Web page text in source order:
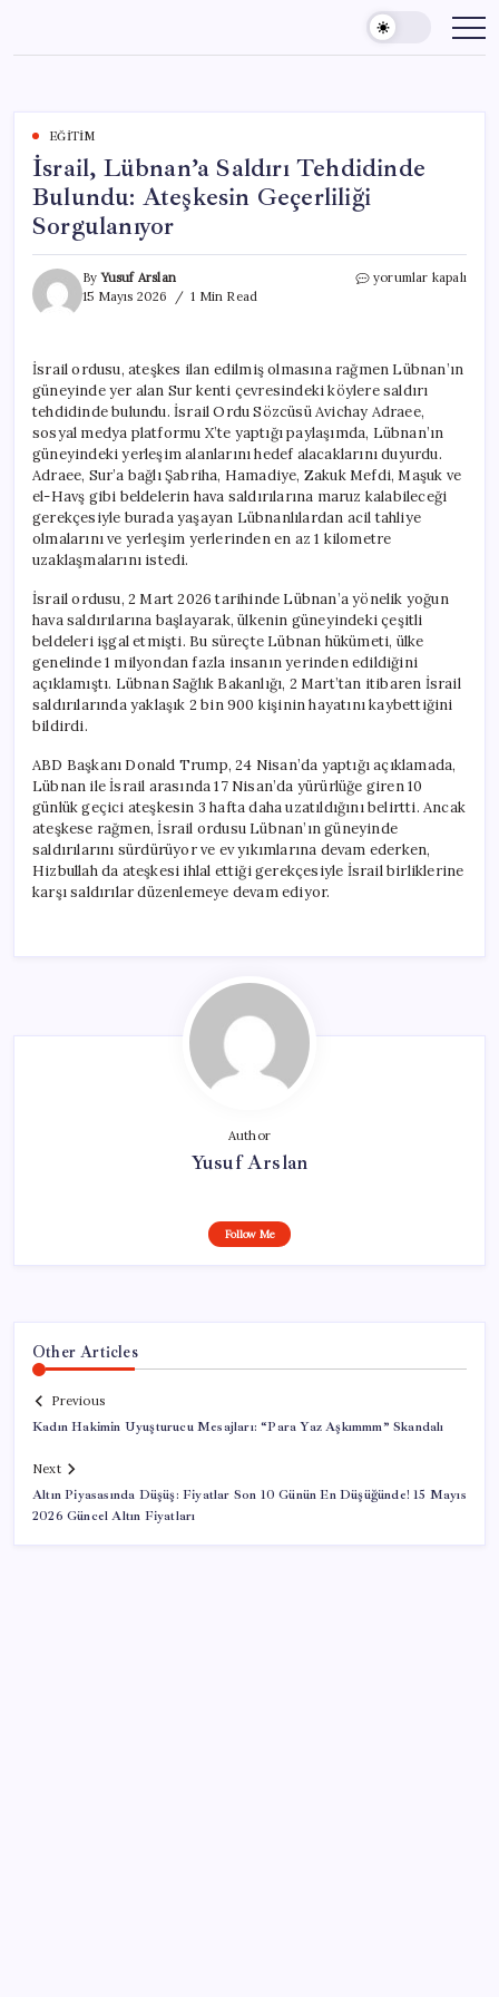
content
EĞITIM
İsrail, Lübnan’a Saldırı Tehdidinde
Bulundu: Ateşkesin Geçerliliği
Sorgulanıyor
ByYusuf Arslan
15 Mayıs 2026
1 Min Read
İsrail,
Ateşkesin
Geçerliliği
Sorgulanıyor
için
yorumlar kapalı
İsrail ordusu, ateşkes ilan edilmiş olmasına rağmen Lübnan’ın
güneyinde yer alan Sur kenti çevresindeki köylere saldırı
tehdidinde bulundu. İsrail Ordu Sözcüsü Avichay Adraee,
sosyal medya platformu X’te yaptığı paylaşımda, Lübnan’ın
güneyindeki yerleşim alanlarını hedef alacaklarını duyurdu.
Adraee, Sur’a bağlı Şabriha, Hamadiye, Zakuk Mefdi, Maşuk ve
el-Havş gibi beldelerin hava saldırılarına maruz kalabileceği
gerekçesiyle burada yaşayan Lübnanlılardan acil tahliye
olmalarını ve yerleşim yerlerinden en az 1 kilometre
uzaklaşmalarını istedi.
İsrail ordusu, 2 Mart 2026 tarihinde Lübnan’a yönelik yoğun
hava saldırılarına başlayarak, ülkenin güneyindeki çeşitli
beldeleri işgal etmişti. Bu süreçte Lübnan hükümeti, ülke
genelinde 1 milyondan fazla insanın yerinden edildiğini
açıklamıştı. Lübnan Sağlık Bakanlığı, 2 Mart’tan itibaren İsrail
saldırılarında yaklaşık 2 bin 900 kişinin hayatını kaybettiğini
bildirdi.
ABD Başkanı Donald Trump, 24 Nisan’da yaptığı açıklamada,
Lübnan ile İsrail arasında 17 Nisan’da yürürlüğe giren 10
günlük geçici ateşkesin 3 hafta daha uzatıldığını belirtti. Ancak
ateşkese rağmen, İsrail ordusu Lübnan’ın güneyinde
saldırılarını sürdürüyor ve ev yıkımlarına devam ederken,
Hizbullah da ateşkesi ihlal ettiği gerekçesiyle İsrail birliklerine
karşı saldırılar düzenlemeye devam ediyor.
Author
Yusuf Arslan
Follow Me
Other Articles
Previous
Kadın Hakimin Uyuşturucu Mesajları: “Para Yaz Aşkımmm” Skandalı
Next
Altın Piyasasında Düşüş: Fiyatlar Son 10 Günün En Düşüğünde! 15 Mayıs
2026 Güncel Altın Fiyatları